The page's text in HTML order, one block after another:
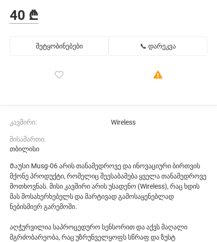
40 ₾
შეტყობინებები 📞 დარეკვა
კავშირი: Wireless
მისამართი:
თბილისი
Მაუსი Musg-06 არის თანამედროვე და ინოვაციური ბირთვის
მქონე პროდუქტი, რომელიც შეესაბამება ყველა თანამედროვე
მოთხოვნას. მისი კავშირი არის უსადენო (Wireless), რაც ხდის
მას მოსახერხებელს და მარტივად გამოსაყენებლად
ნებისმიერ გარემოში.
აღჭურვილია საპროცედურო სენსორით და აქვს მაღალი
მგრძობარეობა, რაც უზრუნველყოფს სწრაფ და ზუსტ